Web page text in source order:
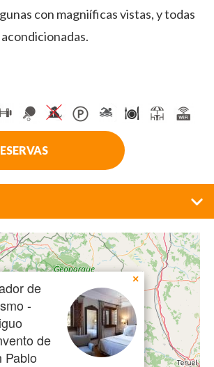
con magniíficas vistas, y todas
de
-
de
Pablo
×